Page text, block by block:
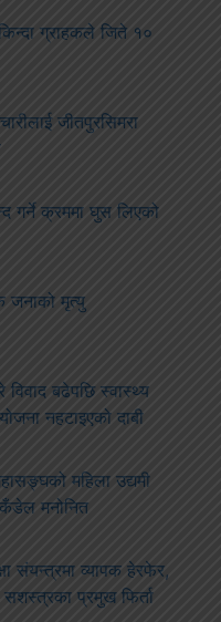
ग्राहकले जिते १०
जीतपुरसिमरा
गर्ने क्रममा घुस लिएको
जनाको मृत्यु
बढेपछि स्वास्थ्य
नहटाइएको दाबी
महिला उद्यमी
कँडेल मनोनित
संयन्त्रमा व्यापक हेरफेर,
प्रमुख फिर्ता